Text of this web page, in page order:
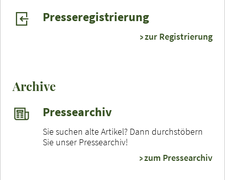
Presseregistrierung
zur Registrierung
Archive
Pressearchiv
Sie suchen alte Artikel? Dann durchstöbern
Sie unser Pressearchiv!
zum Pressearchiv